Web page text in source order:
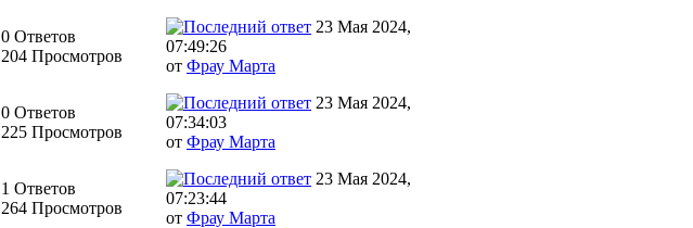
0 Ответов
204 Просмотров
23 Мая 2024,
07:49:26
от Фрау Марта
0 Ответов
225 Просмотров
23 Мая 2024,
07:34:03
от Фрау Марта
1 Ответов
264 Просмотров
23 Мая 2024,
07:23:44
от Фрау Марта